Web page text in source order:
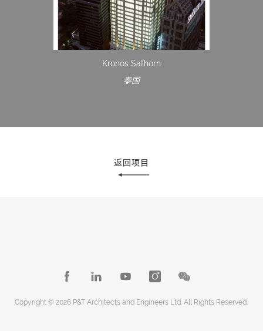
Kronos Sathorn
泰国
返回项目
Copyright © 2026 P&T Architects and Engineers Ltd. All Rights Reserved.